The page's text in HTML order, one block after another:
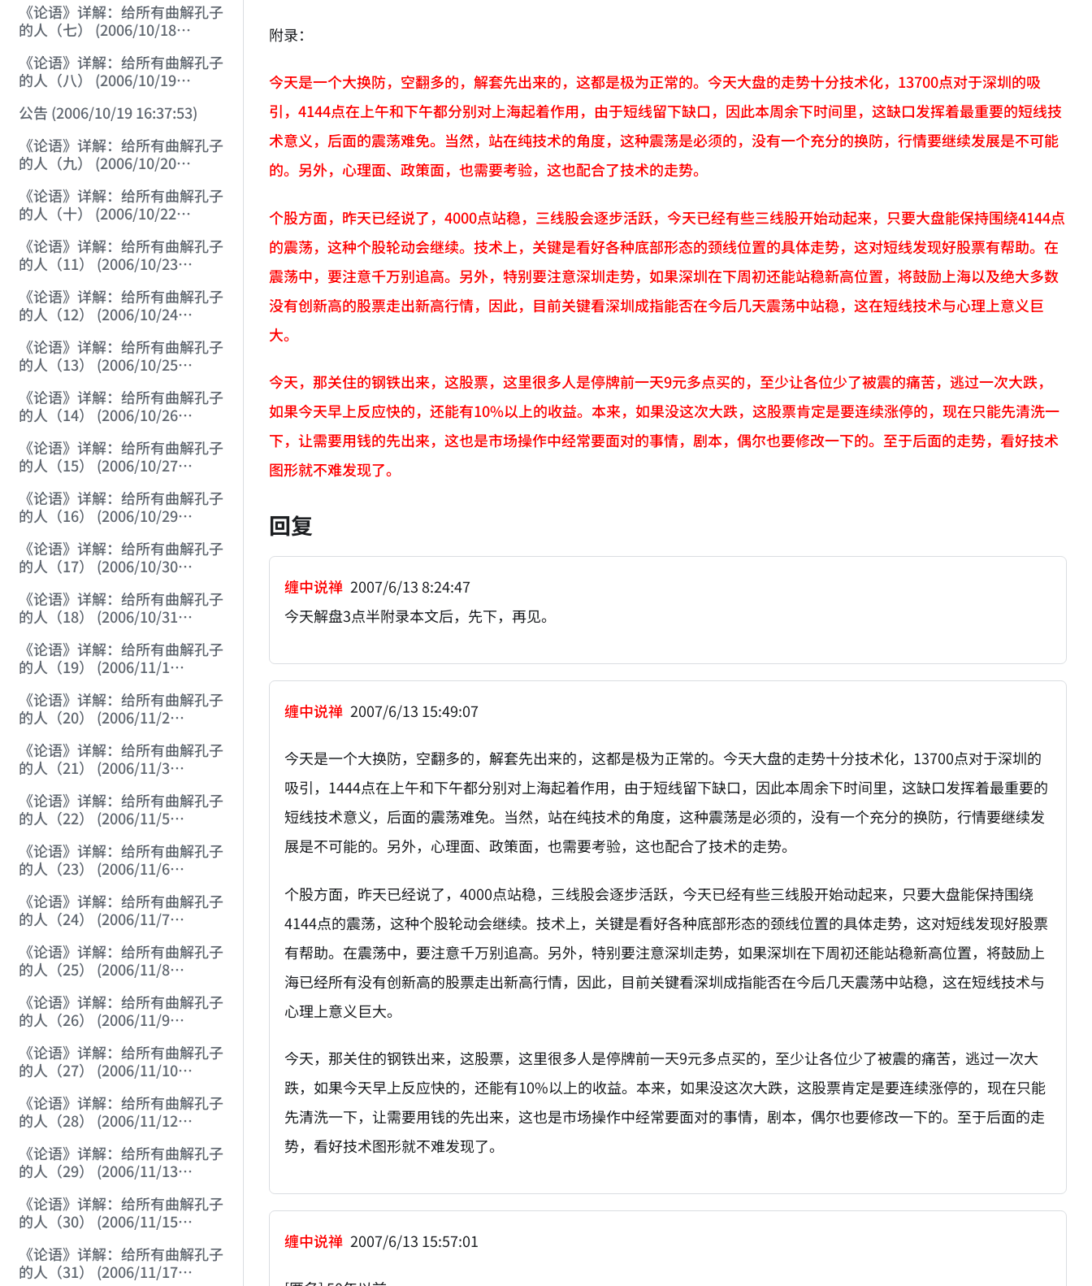
《论语》详解：给所有曲解孔子
的人（七） (2006/10/18
《论语》详解：给所有曲解孔子
的人（八） (2006/10/19
公告 (2006/10/19 16:37:53)
《论语》详解：给所有曲解孔子
的人（九） (2006/10/20
《论语》详解：给所有曲解孔子
的人（十） (2006/10/22
《论语》详解：给所有曲解孔子
的人（11） (2006/10/23
《论语》详解：给所有曲解孔子
的人（12） (2006/10/24
《论语》详解：给所有曲解孔子
的人（13） (2006/10/25
《论语》详解：给所有曲解孔子
的人（14） (2006/10/26
《论语》详解：给所有曲解孔子
的人（15） (2006/10/27
《论语》详解：给所有曲解孔子
的人（16） (2006/10/29
《论语》详解：给所有曲解孔子
的人（17） (2006/10/30
《论语》详解：给所有曲解孔子
的人（18） (2006/10/31
《论语》详解：给所有曲解孔子
的人（19） (2006/11/1
《论语》详解：给所有曲解孔子
的人（20） (2006/11/2
《论语》详解：给所有曲解孔子
的人（21） (2006/11/3
《论语》详解：给所有曲解孔子
的人（22） (2006/11/5
《论语》详解：给所有曲解孔子
的人（23） (2006/11/6
《论语》详解：给所有曲解孔子
的人（24） (2006/11/7
《论语》详解：给所有曲解孔子
的人（25） (2006/11/8
《论语》详解：给所有曲解孔子
的人（26） (2006/11/9
《论语》详解：给所有曲解孔子
的人（27） (2006/11/10
《论语》详解：给所有曲解孔子
的人（28） (2006/11/12
《论语》详解：给所有曲解孔子
的人（29） (2006/11/13
《论语》详解：给所有曲解孔子
的人（30） (2006/11/15
《论语》详解：给所有曲解孔子
的人（31） (2006/11/17
附录：
今天是一个大换防，空翻多的，解套先出来的，这都是极为正常的。今天大盘的走势十分技术化，13700点对于深圳的吸
引，4144点在上午和下午都分别对上海起着作用，由于短线留下缺口，因此本周余下时间里，这缺口发挥着最重要的短线技
术意义，后面的震荡难免。当然，站在纯技术的角度，这种震荡是必须的，没有一个充分的换防，行情要继续发展是不可能
的。另外，心理面、政策面，也需要考验，这也配合了技术的走势。
个股方面，昨天已经说了，4000点站稳，三线股会逐步活跃，今天已经有些三线股开始动起来，只要大盘能保持围绕4144点
的震荡，这种个股轮动会继续。技术上，关键是看好各种底部形态的颈线位置的具体走势，这对短线发现好股票有帮助。在
震荡中，要注意千万别追高。另外，特别要注意深圳走势，如果深圳在下周初还能站稳新高位置，将鼓励上海以及绝大多数
没有创新高的股票走出新高行情，因此，目前关键看深圳成指能否在今后几天震荡中站稳，这在短线技术与心理上意义巨
大。
今天，那关住的钢铁出来，这股票，这里很多人是停牌前一天9元多点买的，至少让各位少了被震的痛苦，逃过一次大跌，
如果今天早上反应快的，还能有10%以上的收益。本来，如果没这次大跌，这股票肯定是要连续涨停的，现在只能先清洗一
下，让需要用钱的先出来，这也是市场操作中经常要面对的事情，剧本，偶尔也要修改一下的。至于后面的走势，看好技术
图形就不难发现了。
回复
缠中说禅 2007/6/13 8:24:47
今天解盘3点半附录本文后，先下，再见。
缠中说禅 2007/6/13 15:49:07
今天是一个大换防，空翻多的，解套先出来的，这都是极为正常的。今天大盘的走势十分技术化，13700点对于深圳的
吸引，1444点在上午和下午都分别对上海起着作用，由于短线留下缺口，因此本周余下时间里，这缺口发挥着最重要的
短线技术意义，后面的震荡难免。当然，站在纯技术的角度，这种震荡是必须的，没有一个充分的换防，行情要继续发
展是不可能的。另外，心理面、政策面，也需要考验，这也配合了技术的走势。
个股方面，昨天已经说了，4000点站稳，三线股会逐步活跃，今天已经有些三线股开始动起来，只要大盘能保持围绕
4144点的震荡，这种个股轮动会继续。技术上，关键是看好各种底部形态的颈线位置的具体走势，这对短线发现好股票
有帮助。在震荡中，要注意千万别追高。另外，特别要注意深圳走势，如果深圳在下周初还能站稳新高位置，将鼓励上
海已经所有没有创新高的股票走出新高行情，因此，目前关键看深圳成指能否在今后几天震荡中站稳，这在短线技术与
心理上意义巨大。
今天，那关住的钢铁出来，这股票，这里很多人是停牌前一天9元多点买的，至少让各位少了被震的痛苦，逃过一次大
跌，如果今天早上反应快的，还能有10%以上的收益。本来，如果没这次大跌，这股票肯定是要连续涨停的，现在只能
先清洗一下，让需要用钱的先出来，这也是市场操作中经常要面对的事情，剧本，偶尔也要修改一下的。至于后面的走
势，看好技术图形就不难发现了。
缠中说禅 2007/6/13 15:57:01